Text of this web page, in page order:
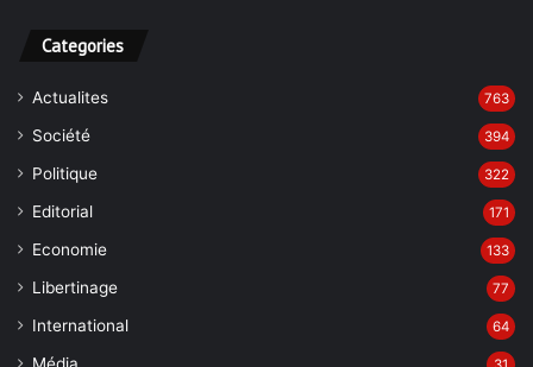
Categories
Actualites 763
Société 394
Politique 322
Editorial 171
Economie 133
Libertinage 77
International 64